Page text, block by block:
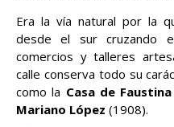
Era la vía natural por la
desde el sur cruzando
comercios y talleres
calle conserva todo su
como la Casa de
Mariano López (1908).